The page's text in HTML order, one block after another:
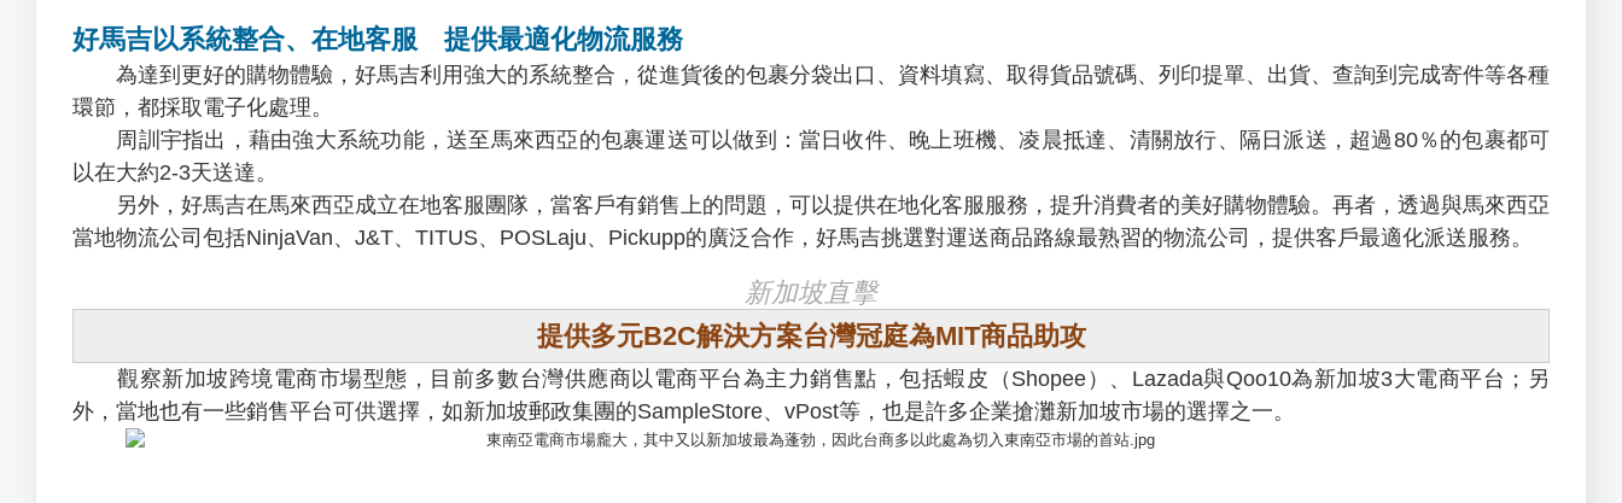
好馬吉以系統整合、在地客服 提供最適化物流服務
為達到更好的購物體驗，好馬吉利用強大的系統整合，從進貨後的包裹分袋出口、資料填寫、取得貨品號碼、列印提單、出貨、查詢到完成寄件等各種
環節，都採取電子化處理。
周訓宇指出，藉由強大系統功能，送至馬來西亞的包裹運送可以做到：當日收件、晚上班機、凌晨抵達、清關放行、隔日派送，超過80％的包裹都可
以在大約2-3天送達。
另外，好馬吉在馬來西亞成立在地客服團隊，當客戶有銷售上的問題，可以提供在地化客服服務，提升消費者的美好購物體驗。再者，透過與馬來西亞
當地物流公司包括NinjaVan、J&T、TITUS、POSLaju、Pickupp的廣泛合作，好馬吉挑選對運送商品路線最熟習的物流公司，提供客戶最適化派送服務。
新加坡直擊
提供多元B2C解決方案台灣冠庭為MIT商品助攻
觀察新加坡跨境電商市場型態，目前多數台灣供應商以電商平台為主力銷售點，包括蝦皮（Shopee）、Lazada與Qoo10為新加坡3大電商平台；另
外，當地也有一些銷售平台可供選擇，如新加坡郵政集團的SampleStore、vPost等，也是許多企業搶灘新加坡市場的選擇之一。